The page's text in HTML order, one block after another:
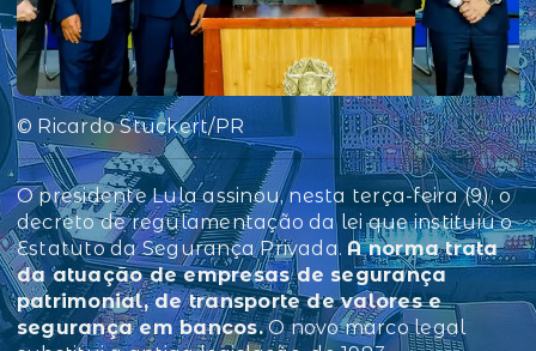
© Ricardo Stuckert/PR
O presidente Lula assinou, nesta terça-feira (9), o
decreto de regulamentação da lei que instituiu o
Estatuto da Segurança Privada. A norma trata
da atuação de empresas de segurança
patrimonial, de transporte de valores e
segurança em bancos.O novo marco legal